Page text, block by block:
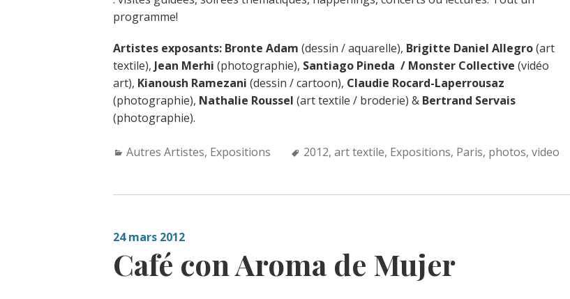
programme!
Artistes exposants: Bronte Adam (dessin / aquarelle), Brigitte Daniel Allegro(art
textile), Jean Merhi (photographie), Santiago Pineda / Monster Collective (vidéo
art), Kianoush Ramezani (dessin / cartoon), Claudie Rocard-Laperrousaz
(photographie), Nathalie Roussel (art textile / broderie) & Bertrand Servais
(photographie).
Categories:
Autres Artistes, Expositions Tags:
2012, art textile, Expositions, Paris, photos, video
24 mars 2012
Café con Aroma de Mujer